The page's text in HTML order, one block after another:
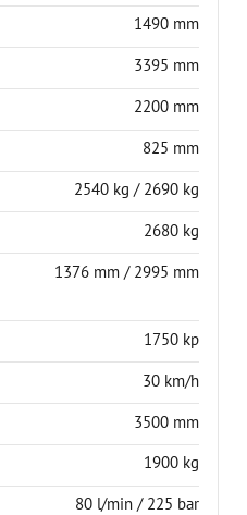
1490 mm
3395 mm
2200 mm
825 mm
2540 kg / 2690 kg
2680 kg
1376 mm / 2995 mm
1750 kp
30 km/h
3500 mm
1900 kg
80 l/min / 225 bar